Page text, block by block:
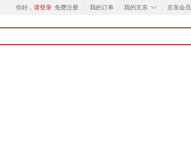
你好， 请登录 免费注册 我的订单 ◇
我的京东 京东会员